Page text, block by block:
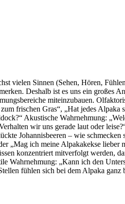
vielen Sinnen (Sehen, Hören,
Deshalb ist es uns ein großes
miteinzubauen.
frischen Gras“, „Hat jedes Alpaka
Akustische Wahrnehmung:
wir uns gerade laut oder
Johannisbeeren – wie
„Mag ich meine Alpakakekse lieber
konzentriert mitverfolgt werden,
Wahrnehmung: „Kann ich den
fühlen sich bei dem Alpaka ganz